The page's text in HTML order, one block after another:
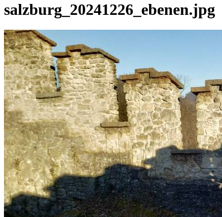
salzburg_20241226_ebenen.jpg